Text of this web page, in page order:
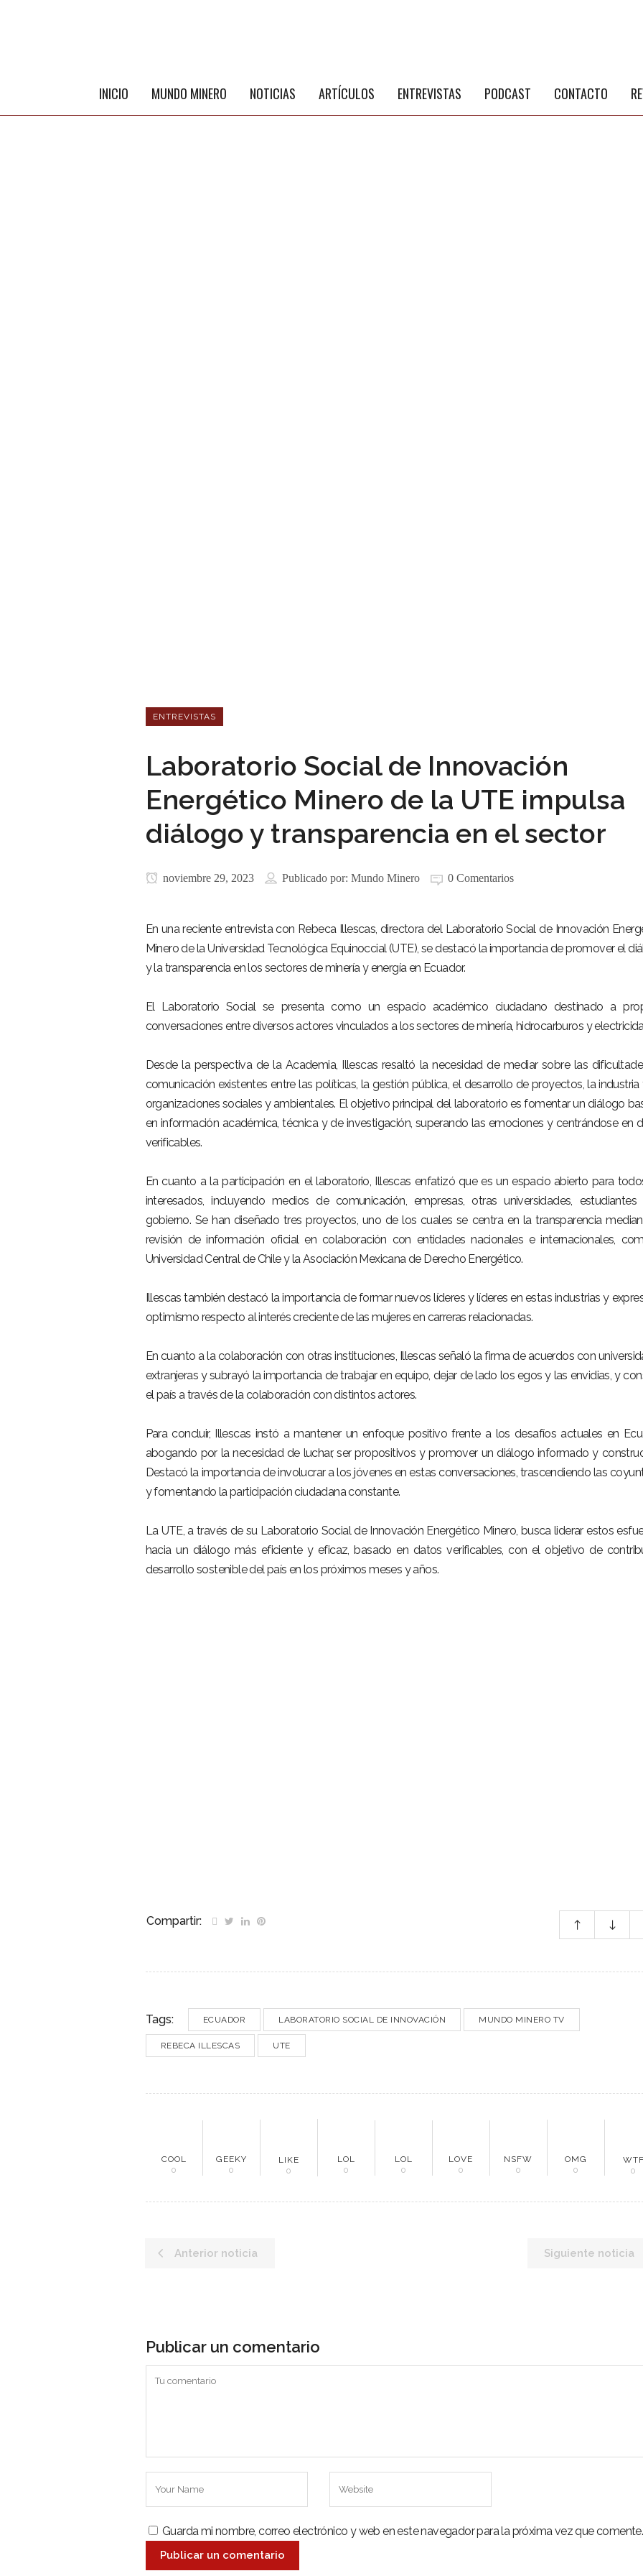
INICIO MUNDO MINERO NOTICIAS ARTÍCULOS ENTREVISTAS PODCAST CONTACTO
ENTREVISTAS
Laboratorio Social de Innovación
Energético Minero de la UTE impulsa
diálogo y transparencia en el sector
noviembre 29, 2023 Publicado por: Mundo Minero 0 Comentarios
En una reciente entrevista con Rebeca Illescas, directora del Laboratorio Social de Innovación
Minero de la Universidad Tecnológica Equinoccial (UTE), se destacó la importancia de promover el
y la transparencia en los sectores de minería y energía en Ecuador.
El Laboratorio Social se presenta como un espacio académico ciudadano destinado a
conversaciones entre diversos actores vinculados a los sectores de minería, hidrocarburos y
Desde la perspectiva de la Academia, Illescas resaltó la necesidad de mediar sobre las
comunicación existentes entre las políticas, la gestión pública, el desarrollo de proyectos, la industria
organizaciones sociales y ambientales. El objetivo principal del laboratorio es fomentar un diálogo
en información académica, técnica y de investigación, superando las emociones y centrándose en
verificables.
En cuanto a la participación en el laboratorio, Illescas enfatizó que es un espacio abierto para
interesados, incluyendo medios de comunicación, empresas, otras universidades,
gobierno. Se han diseñado tres proyectos, uno de los cuales se centra en la transparencia
revisión de información oficial en colaboración con entidades nacionales e internacionales,
Universidad Central de Chile y la Asociación Mexicana de Derecho Energético.
Illescas también destacó la importancia de formar nuevos líderes y líderes en estas industrias y
optimismo respecto al interés creciente de las mujeres en carreras relacionadas.
En cuanto a la colaboración con otras instituciones, Illescas señaló la firma de acuerdos con
extranjeras y subrayó la importancia de trabajar en equipo, dejar de lado los egos y las envidias, y
el país a través de la colaboración con distintos actores.
Para concluir, Illescas instó a mantener un enfoque positivo frente a los desafíos actuales en
abogando por la necesidad de luchar, ser propositivos y promover un diálogo informado y
Destacó la importancia de involucrar a los jóvenes en estas conversaciones, trascendiendo las
y fomentando la participación ciudadana constante.
La UTE, a través de su Laboratorio Social de Innovación Energético Minero, busca liderar estos
hacia un diálogo más eficiente y eficaz, basado en datos verificables, con el objetivo de
desarrollo sostenible del país en los próximos meses y años.
Compartir:
Tags: ECUADOR LABORATORIO SOCIAL DE INNOVACIÓN MUNDO MINERO TV
REBECA ILLESCAS UTE
COOL
0
GEEKY
0
LIKE
0
LOL
0
LOL
0
LOVE
0
NSFW
0
OMG
0
0
Anterior noticia Siguiente noticia
Publicar un comentario
Guarda mi nombre, correo electrónico y web en este navegador para la próxima vez que comente.
reflexivo sobre el desarrollo de la
minería a nivel nacional y el potencial
de los sectores estratégicos.
MENÚ PRINCIPAL
Inicio
PUBLICIDAD